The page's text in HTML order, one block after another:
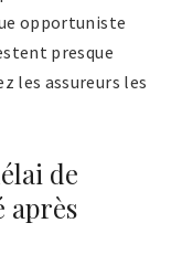
opportuniste
presque
les assureurs les
de
après